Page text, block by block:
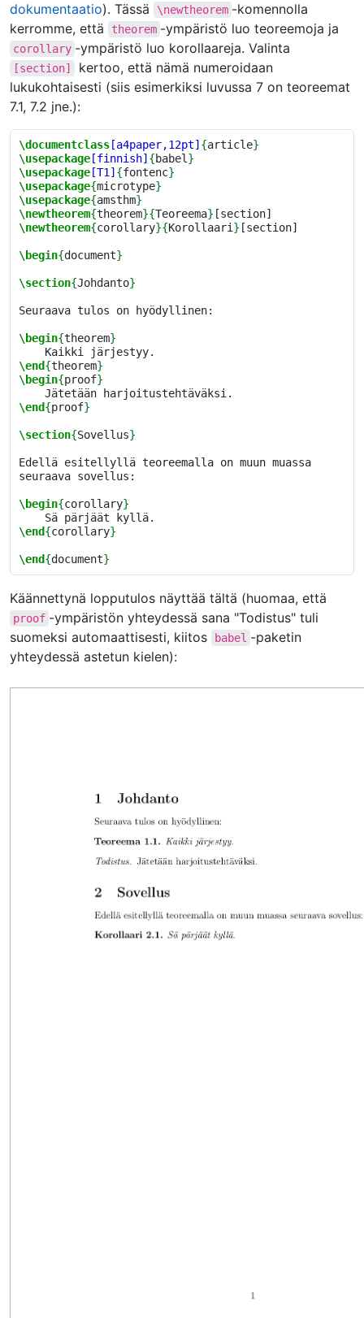
dokumentaatio). Tässä \newtheorem -komennolla
kerromme, että
theorem -ympäristö luo teoreemoja ja
corollary -ympäristö luo korollaareja. Valinta
[section]
kertoo, että nämä numeroidaan
lukukohtaisesti (siis esimerkiksi luvussa 7 on teoreemat
7.1, 7.2 jne.):
\documentclass[a4paper,12pt] {article}
\usepackage[finnish] {babel }
\usepackage[T1] {fontenc}
\usepackage{microtype}
\usepackage{amsthm}
\newtheorem{theorem}{Teoreema}
\newtheorem{corollary}{Korollaari } [section]
\begin{document}
\section{Johdanto}
Seuraava tulos on hyödyllinen:
\begin{theorem}
\end{theorem}
\begin{proof}
\end{proof}
\section{Sovellus}
Edellä esitellyllä teoreemalla on muun muassa
seuraava sovellus:
\begin{corollary}
\end{corollary}
\end{document}
Käännettynä lopputulos näyttää tältä (huomaa, että
proof -ympäristön yhteydessä sana "Todistus" tuli
suomeksi automaattisesti, kiitos
babel -paketin
yhteydessä astetun kielen):